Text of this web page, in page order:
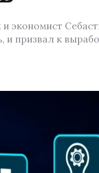
экономист
призвал к